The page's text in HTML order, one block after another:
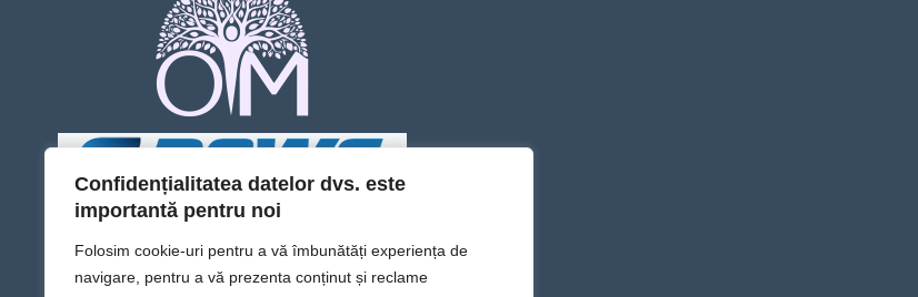
Confidențialitatea datelor dvs. este
importantă pentru noi
Folosim cookie-uri pentru a vă îmbunătăți experiența de
navigare, pentru a vă prezenta conținut și reclame